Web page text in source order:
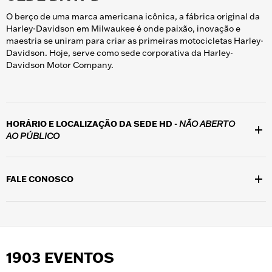
O berço de uma marca americana icônica, a fábrica original da
Harley-Davidson em Milwaukee é onde paixão, inovação e
maestria se uniram para criar as primeiras motocicletas Harley-
Davidson. Hoje, serve como sede corporativa da Harley-
Davidson Motor Company.
HORÁRIO E LOCALIZAÇÃO DA SEDE HD -NÃO ABERTO
AO PÚBLICO
Localizado no campus corporativo da Harley-Davidson em 3700
ao público, exceto durante visitas guiadas em eventos especiais.
FALE CONOSCO
Ligue para (414) 343-7027 para falar com um membro da equipe
8h às 16h30. Siga @harleydavidson noFacebooke noInstagram
1903 EVENTOS